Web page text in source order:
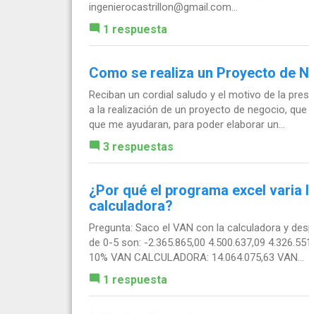
ingenierocastrillon@gmail.com...
1 respuesta
Como se realiza un Proyecto de
Reciban un cordial saludo y el motivo de la
a la realización de un proyecto de negocio,
que me ayudaran, para poder elaborar un...
3 respuestas
¿Por qué el programa excel
calculadora?
Pregunta: Saco el VAN con la calculadora y
de 0-5 son: -2.365.865,00 4.500.637,09
10% VAN CALCULADORA: 14.064.075,63 VAN...
1 respuesta